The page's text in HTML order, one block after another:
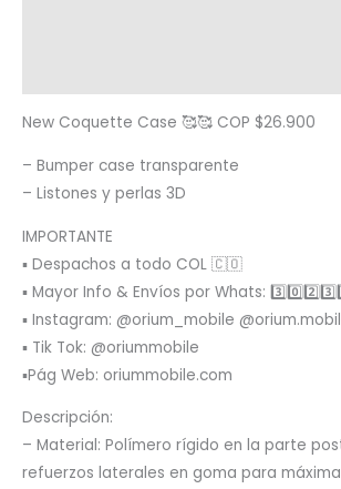
New Coquette Case 🥰🥰 COP $26.900
– Bumper case transparente
– Listones y perlas 3D
IMPORTANTE
▪️ Despachos a todo COL 🇨🇴
▪️ Mayor Info & Envíos por Whats:
▪️ Instagram: @orium_mobile
▪️ Tik Tok: @oriummobile
▪️Pág Web: oriummobile.com
Descripción:
– Material: Polímero rígido en la parte
refuerzos laterales en goma para